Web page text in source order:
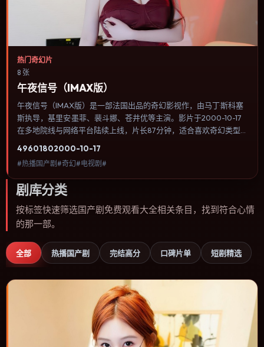
热门奇幻片
8 张
午夜信号（IMAX版）
午夜信号（IMAX版）是一部法国出品的奇幻影视作，由马丁·斯科塞
斯执导，基里安·墨菲、裴斗娜、苍井优等主演。影片于2000-10-17
在多地院线与网络平台陆续上线，片长87分钟，适合喜欢奇幻类型、
进，节奏与视听语言统一，可作为休闲观影或类型片补片的选择。
49601802000-10-17
#热播国产剧#奇幻#电视剧#
剧库分类
按标签快速筛选国产剧免费观看大全相关条目，找到符合心情
的那一部。
全部 热播国产剧 完结高分 口碑片单 短剧精选